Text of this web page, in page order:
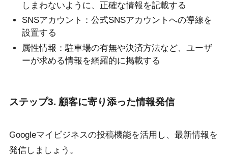
しまわないように、正確な情報を記載する
SNSアカウント：公式SNSアカウントへの導線を
設置する
属性情報：駐車場の有無や決済方法など、ユーザ
ーが求める情報を網羅的に掲載する
ステップ3. 顧客に寄り添った情報発信
Googleマイビジネスの投稿機能を活用し、最新情報を
発信しましょう。